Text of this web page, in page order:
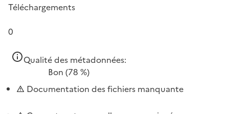
Téléchargements
0
Qualité des métadonnées:
Bon (78 %)
Documentation des fichiers manquante